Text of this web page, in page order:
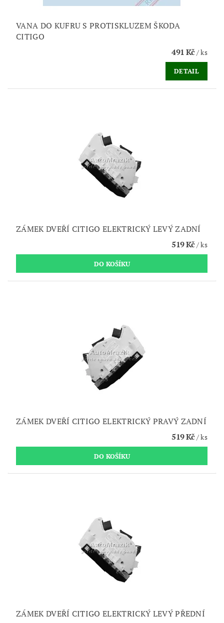
VANA DO KUFRU S PROTISKLUZEM ŠKODA
CITIGO
491 Kč/ ks
DETAIL
ZÁMEK DVEŘÍ CITIGO ELEKTRICKÝ LEVÝ ZADNÍ
519 Kč/ ks
ZÁMEK DVEŘÍ CITIGO ELEKTRICKÝ PRAVÝ ZADNÍ
519 Kč/ ks
ZÁMEK DVEŘÍ CITIGO ELEKTRICKÝ LEVÝ PŘEDNÍ